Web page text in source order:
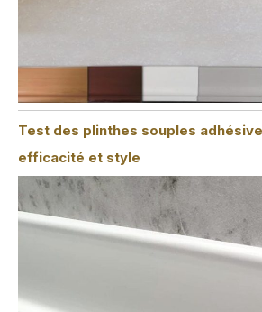
Test des plinthes souples
efficacité et style